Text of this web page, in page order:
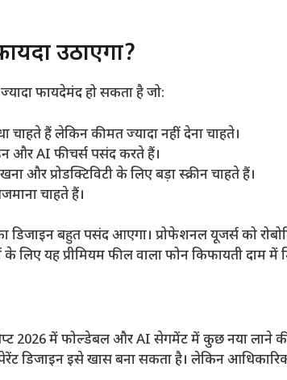
उठाएगा?
फायदेमंद हो सकता है जो:
चाहते हैं लेकिन कीमत ज्यादा नहीं देना चाहते।
और AI फीचर्स पसंद करते हैं।
और प्रोडक्टिविटी के लिए बड़ा स्क्रीन चाहते हैं।
चाहते हैं।
डिजाइन बहुत पसंद आएगा। प्रोफेशनल यूजर्स को
के लिए यह प्रीमियम फील वाला फोन किफायती दाम में
2026 में फोल्डेबल और AI सेगमेंट में कुछ नया लाने
डिजाइन इसे खास बना सकता है। लेकिन